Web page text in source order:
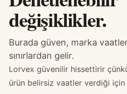
değişiklikler.
Burada güven, marka
sınırlardan gelir.
Lorvex güvenilir hissettirir
ürün belirsiz vaatler verdiği için